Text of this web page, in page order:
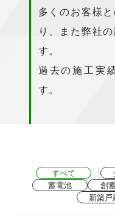
多くのお客様
り、また弊社
す。
過去の施工実
す。
すべて
蓄電池
創
新築戸